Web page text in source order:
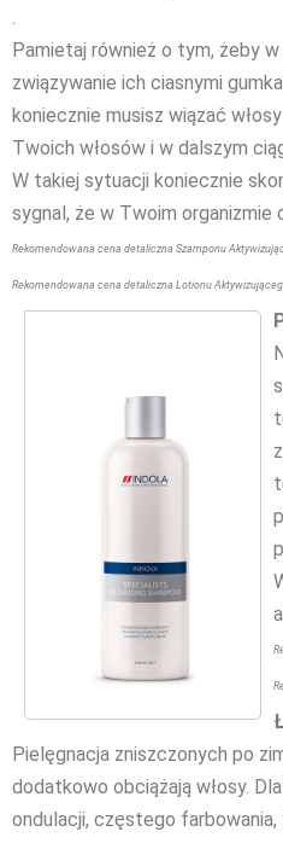
.
Pamietaj również o tym, żeby
związywanie ich ciasnymi
koniecznie musisz wiązać
Twoich włosów i w dalszym
W takiej sytuacji koniecznie
sygnal, że w Twoim organizmie
Rekomendowana cena detaliczna Szamponu
Rekomendowana cena detaliczna Lotionu
Pielęgnacja zniszczonych po
dodatkowo obciążają włosy.
ondulacji, częstego